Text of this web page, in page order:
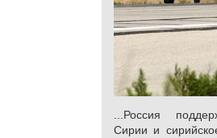
...Россия
Сирии и